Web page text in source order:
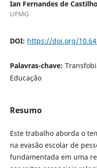
Ian Fernandes de
UFMG
DOI: https://doi.org/
Palavras-chave:
Educação
Resumo
Este trabalho aborda o
na evasão escolar de
fundamentada em uma